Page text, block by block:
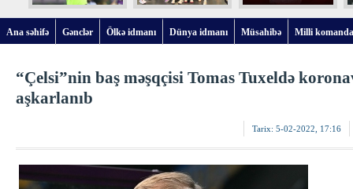
Ana səhifə Gənclər Ölkə idmanı Dünya idmanı Müsahibə Milli
“Çelsi”nin baş məşqçisi Tomas Tuxeldə
aşkarlanıb
Tarix: 5-02-2022, 17:16